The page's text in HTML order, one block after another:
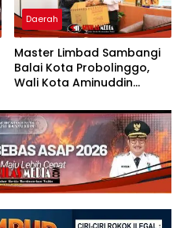
Daerah
Master Limbad Sambangi
Balai Kota Probolinggo,
Wali Kota Aminuddin
Silaturahmi